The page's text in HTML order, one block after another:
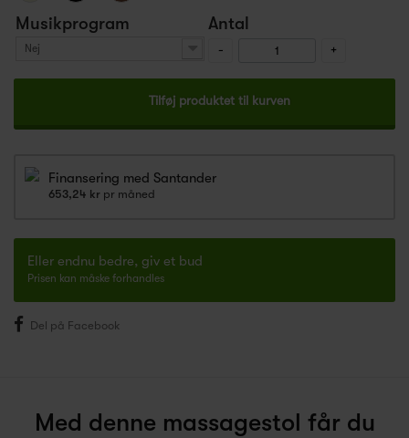
Musikprogram
Nej
Antal
- +
Tilføj produktet til kurven
Finansering med Santander
653,24 kr pr måned
Eller endnu bedre, giv et bud
Prisen kan måske forhandles
Del på Facebook
Med denne massagestol får du